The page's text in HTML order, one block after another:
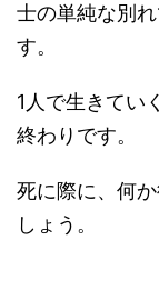
士の単純な別
す。
1人で生きてい
終わりです。
死に際に、何
しょう。